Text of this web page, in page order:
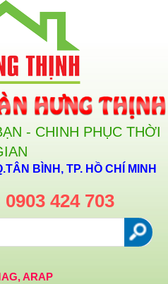
- CHINH PHỤC THỜI
BÌNH, TP. HỒ CHÍ MINH
424 703
ARAP